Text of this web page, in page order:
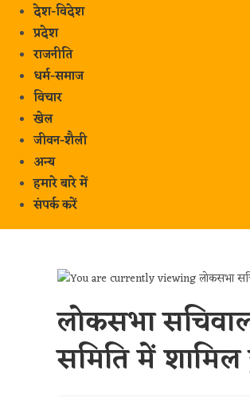
देश-विदेश
प्रदेश
राजनीति
धर्म-समाज
विचार
खेल
जीवन-शैली
अन्य
हमारे बारे में
संपर्क करें
लोकसभा
समिति में